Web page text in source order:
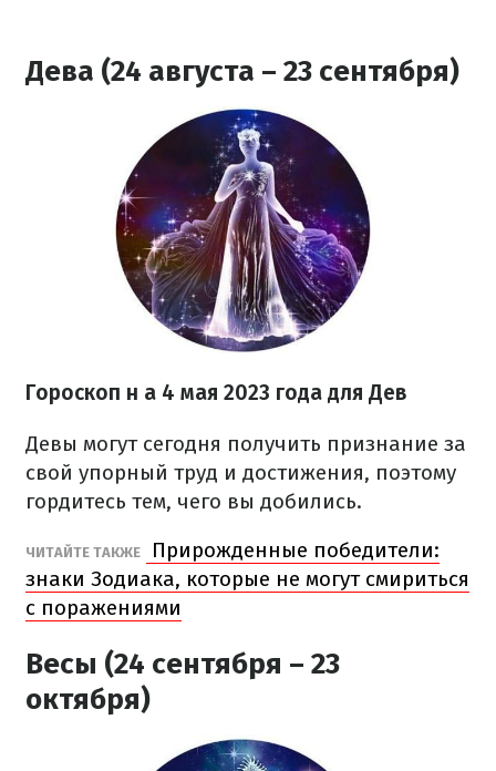
Дева (24 августа – 23 сентября)
Гороскоп н а 4 мая 2023 года для Дев
Девы могут сегодня получить признание за
свой упорный труд и достижения, поэтому
гордитесь тем, чего вы добились.
ЧИТАЙТЕ ТАКЖЕ
Прирожденные победители:
знаки Зодиака, которые не могут смириться
с поражениями
Весы (24 сентября – 23
октября)